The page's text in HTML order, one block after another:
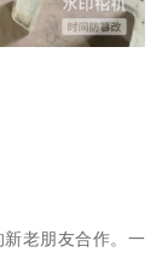
老朋友合作。一